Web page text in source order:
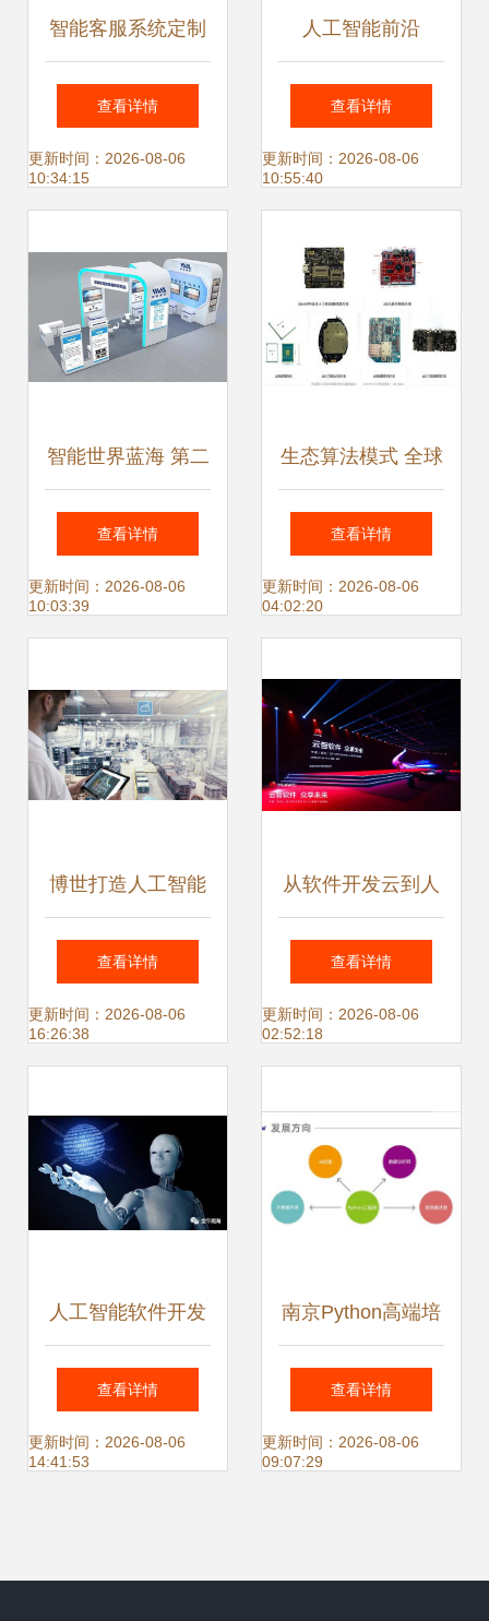
智能客服系统定制
开发 打造AI机器人
客服小程序，实现
一站式解决方案
查看详情
更新时间：2026-08-06
10:34:15
人工智能前沿
2025 年影响工程
的顶级趋势与人工
查看详情
更新时间：2026-08-06
10:55:40
智能世界蓝海 第二
届全球人工智能产
品应用博览会展望
开发
查看详情
更新时间：2026-08-06
10:03:39
生态算法模式 全球
领先人工智能应用
软件开发的核心驱
查看详情
更新时间：2026-08-06
04:02:20
博世打造人工智能
环境下的“未来工
厂” 人工智能应用
查看详情
更新时间：2026-08-06
16:26:38
从软件开发云到人
工智能云 数字中国
底座又添新支撑
查看详情
更新时间：2026-08-06
02:52:18
人工智能软件开发
已到来，也是闷声
发财的机会！
查看详情
更新时间：2026-08-06
14:41:53
南京Python高端培
训 解锁人工智能应
用软件开发新篇章
查看详情
更新时间：2026-08-06
09:07:29